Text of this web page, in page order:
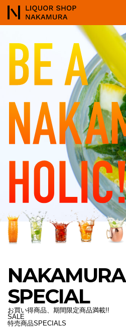
NAKAMURA
SPECIAL
お買い得商品、期間限定商品満載!!
SALE
特売商品SPECIALS